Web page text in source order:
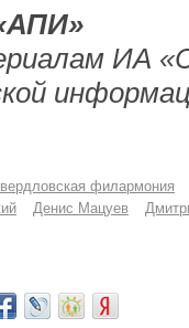
ИА
филармония
Денис Мацуев